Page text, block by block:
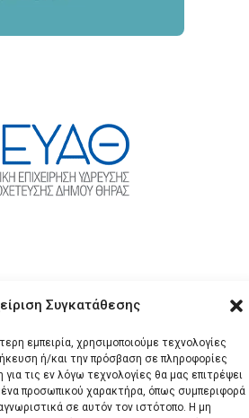
Συγκατάθεσης
εμπειρία, χρησιμοποιούμε τεχνολογίες
ή/και την πρόσβαση σε πληροφορίες
τις εν λόγω τεχνολογίες θα μας επιτρέψει
προσωπικού χαρακτήρα, όπως συμπεριφορά
σε αυτόν τον ιστότοπο. Η μη